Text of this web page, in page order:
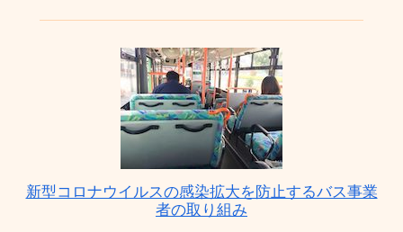
新型コロナウイルスの感染拡大を防止するバス事業
者の取り組み